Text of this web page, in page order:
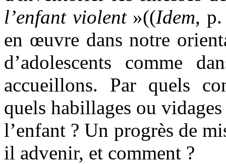
l’enfant violent»((Idem,
en œuvre dans notre
d’adolescents comme
accueillons. Par quels
quels habillages ou
l’enfant ? Un progrès de
il advenir, et comment ?